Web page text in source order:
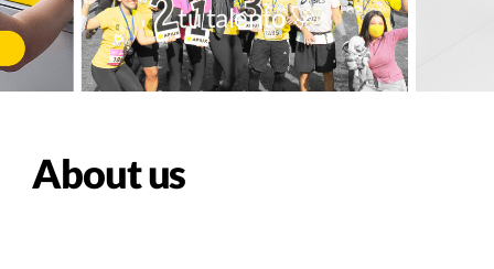
tu talento 🚀
About us